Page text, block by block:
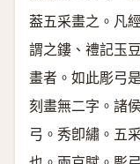
葢五采畫之。凡
謂之鏤、禮記玉
畫者。如此彫弓
刻畫無二字。諸
弓。秀卽繡。五